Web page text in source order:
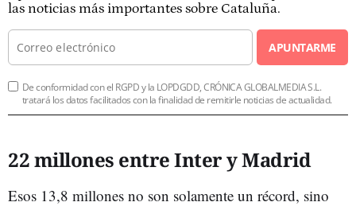
las noticias más importantes sobre Cataluña.
APUNTARME
De conformidad con el RGPD y la LOPDGDD, CRÓNICA GLOBALMEDIA S.L.
tratará los datos facilitados con la finalidad de remitirle noticias de actualidad.
22 millones entre Inter y Madrid
Esos 13,8 millones no son solamente un récord, sino